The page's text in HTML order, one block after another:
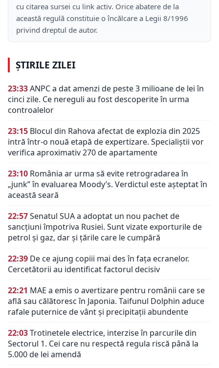
cu citarea sursei cu link activ. Orice abatere de la
această regulă constituie o încălcare a Legii 8/1996
privind dreptul de autor.
ȘTIRILE ZILEI
23:33ANPC a dat amenzi de peste 3 milioane de lei în
cinci zile. Ce nereguli au fost descoperite în urma
controalelor
23:15 Blocul din Rahova afectat de explozia din 2025
intră într-o nouă etapă de expertizare. Specialiștii vor
verifica aproximativ 270 de apartamente
23:10 România ar urma să evite retrogradarea în
„junk” în evaluarea Moody’s. Verdictul este așteptat în
această seară
22:57Senatul SUA a adoptat un nou pachet de
sancțiuni împotriva Rusiei. Sunt vizate exporturile de
petrol și gaz, dar și țările care le cumpără
22:39 De ce ajung copiii mai des în fața ecranelor.
Cercetătorii au identificat factorul decisiv
22:21 MAE a emis o avertizare pentru românii care se
află sau călătoresc în Japonia. Taifunul Dolphin aduce
rafale puternice de vânt și precipitații abundente
22:03Trotinetele electrice, interzise în parcurile din
Sectorul 1. Cei care nu respectă regula riscă până la
5.000 de lei amendă